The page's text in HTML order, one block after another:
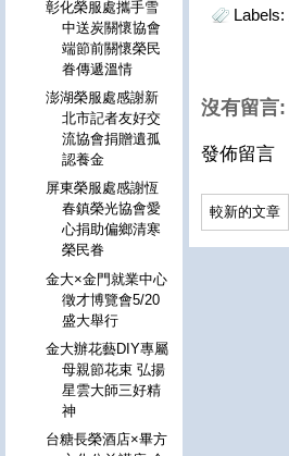
Labels:
沒有留言:
發佈留言
較新的文章
彰化榮服處攜手雪
中送炭關懷協會
端節前關懷榮民
眷傳遞溫情
澎湖榮服處感謝新
北市記者友好交
流協會捐贈遺孤
認養金
屏東榮服處感謝恆
春鎮榮光協會愛
心捐助偏鄉清寒
榮民眷
金大×金門就業中心
徵才博覽會5/20
盛大舉行
金大辦花藝DIY專屬
母親節花束 弘揚
星雲大師三好精
神
台糖長榮酒店×畢方